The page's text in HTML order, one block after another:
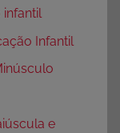
infantil
Infantil
e